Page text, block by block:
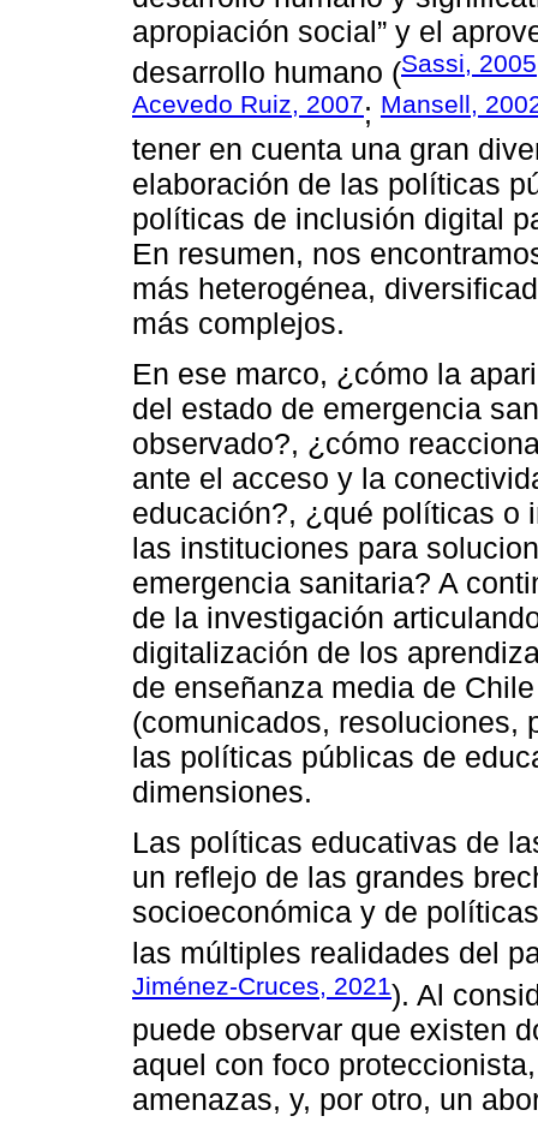
apropiación social” y el
desarrollo humano (Sassi, 2005
Acevedo Ruiz, 2007; Mansell,
tener en cuenta una gran
elaboración de las políticas
políticas de inclusión digital
En resumen, nos
más heterogénea,
más complejos.
En ese marco, ¿cómo la
del estado de emergencia
observado?, ¿cómo
ante el acceso y la
educación?, ¿qué políticas o
las instituciones para
emergencia sanitaria? A
de la investigación
digitalización de los
de enseñanza media de
(comunicados, resoluciones,
las políticas públicas de
dimensiones.
Las políticas educativas de
un reflejo de las grandes
socioeconómica y de
las múltiples realidades del
Jiménez-Cruces, 2021). Al
puede observar que existen
aquel con foco
amenazas, y, por otro, un